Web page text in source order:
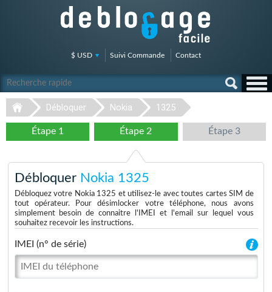
$ USD Suivi Commande Contact
Débloquer Nokia 1325
Étape 1 Étape 2 Étape 3
Débloquer Nokia 1325
Débloquez votre Nokia 1325 et utilisez-le avec toutes cartes SIM de
tout opérateur. Pour désimlocker votre téléphone, nous avons
simplement besoin de connaitre l'IMEI et l'email sur lequel vous
souhaitez recevoir les instructions.
IMEI (n° de série)